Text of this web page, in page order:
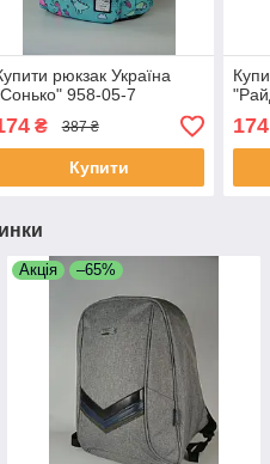
рюкзак Україна
958-05-7
₴ 387 ₴
Купити
174
Акція –65%